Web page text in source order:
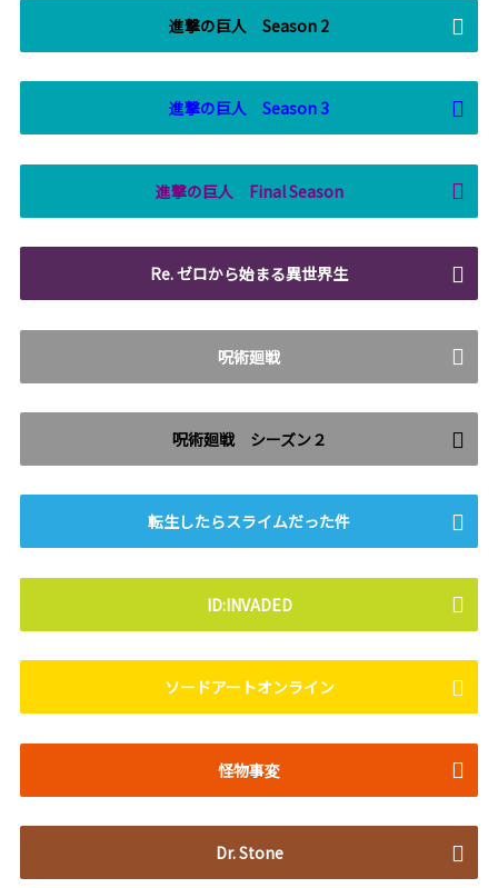
進撃の巨人 Season 2
進撃の巨人 Season 3
進撃の巨人 Final Season
Re. ゼロから始まる異世界生
呪術廻戦
呪術廻戦 シーズン２
転生したらスライムだった件
ID:INVADED
ソードアートオンライン
怪物事変
Dr. Stone